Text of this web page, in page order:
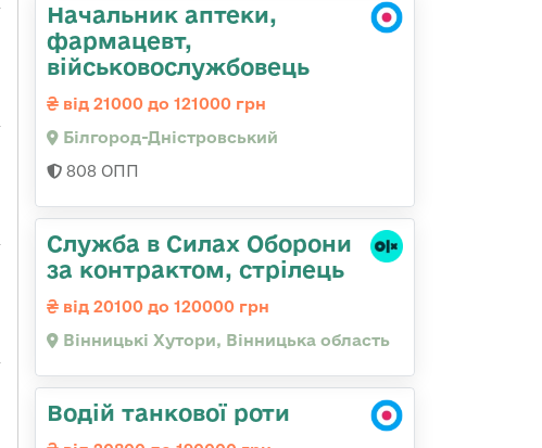
Начальник аптеки,
фармацевт,
військовослужбовець
від 21000 до 121000 грн
Білгород-Дністровський
808 ОПП
Служба в Силах Оборони
за контрактом, стрілець
від 20100 до 120000 грн
Вінницькі Хутори, Вінницька область
Водій танкової роти